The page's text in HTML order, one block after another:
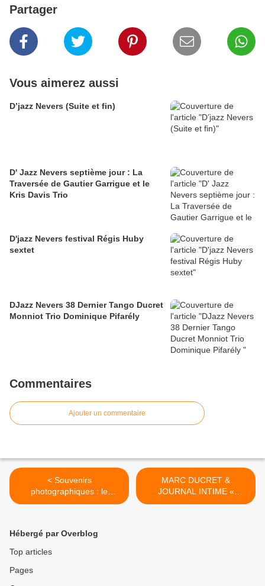
Partager
Vous aimerez aussi
D’jazz Nevers (Suite et fin)
D' Jazz Nevers septième jour : La
Traversée de Gautier Garrigue et le
Kris Davis Trio
D'jazz Nevers festival Régis Huby
sextet
DJazz Nevers 38 Dernier Tango Ducret
Monniot Trio Dominique Pifarély
Commentaires
Ajouter un commentaire
< Souvenirs
photographiques : le
Palmarès du Tremplin Jazz
MARC DUCRET &
JOURNAL INTIME «
Paysage, avec bruits » >
Hébergé par Overblog
Top articles
Pages